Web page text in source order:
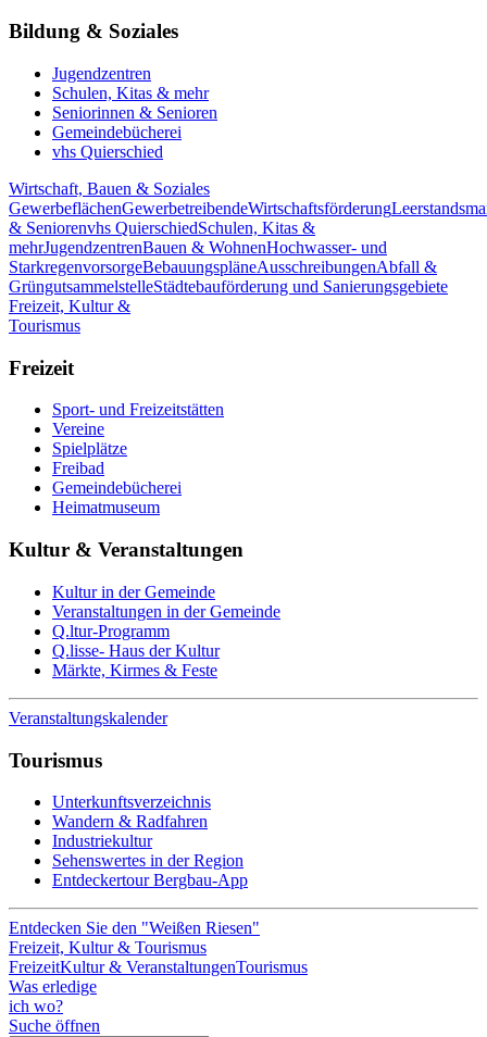
Bildung & Soziales
Jugendzentren
Schulen, Kitas & mehr
Seniorinnen & Senioren
Gemeindebücherei
vhs Quierschied
Wirtschaft, Bauen & Soziales
GewerbeflächenGewerbetreibendeWirtschaftsförderung
& Seniorenvhs QuierschiedSchulen, Kitas &
mehrJugendzentrenBauen & WohnenHochwasser- und
StarkregenvorsorgeBebauungspläneAusschreibungenAbfall &
GrüngutsammelstelleStädtebauförderung und Sanierungsgebiete
Freizeit, Kultur &
Tourismus
Freizeit
Sport- und Freizeitstätten
Vereine
Spielplätze
Freibad
Gemeindebücherei
Heimatmuseum
Kultur & Veranstaltungen
Kultur in der Gemeinde
Veranstaltungen in der Gemeinde
Q.ltur-Programm
Q.lisse- Haus der Kultur
Märkte, Kirmes & Feste
Veranstaltungskalender
Tourismus
Unterkunftsverzeichnis
Wandern & Radfahren
Industriekultur
Sehenswertes in der Region
Entdeckertour Bergbau-App
Entdecken Sie den "Weißen Riesen"
Freizeit, Kultur & Tourismus
FreizeitKultur & VeranstaltungenTourismus
Was erledige
ich wo?
Suche öffnen